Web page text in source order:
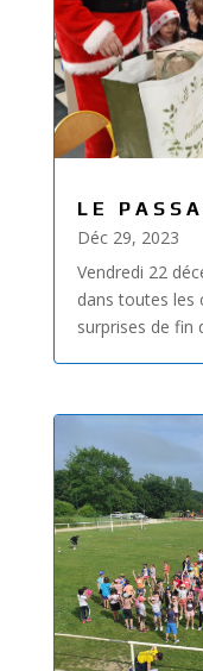
LE
Déc 29, 2023
Vendredi 22
dans toutes les
surprises de fin